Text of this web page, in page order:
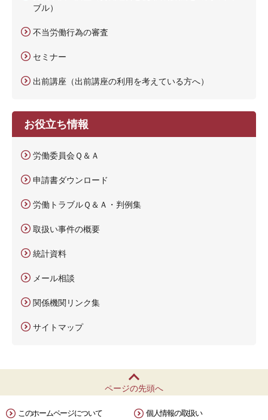
ブル）
不当労働行為の審査
セミナー
出前講座（出前講座の利用を考えている方へ）
お役立ち情報
労働委員会Ｑ＆Ａ
申請書ダウンロード
労働トラブルＱ＆Ａ・判例集
取扱い事件の概要
統計資料
メール相談
関係機関リンク集
サイトマップ
ページの先頭へ
このホームページについて 個人情報の取扱い